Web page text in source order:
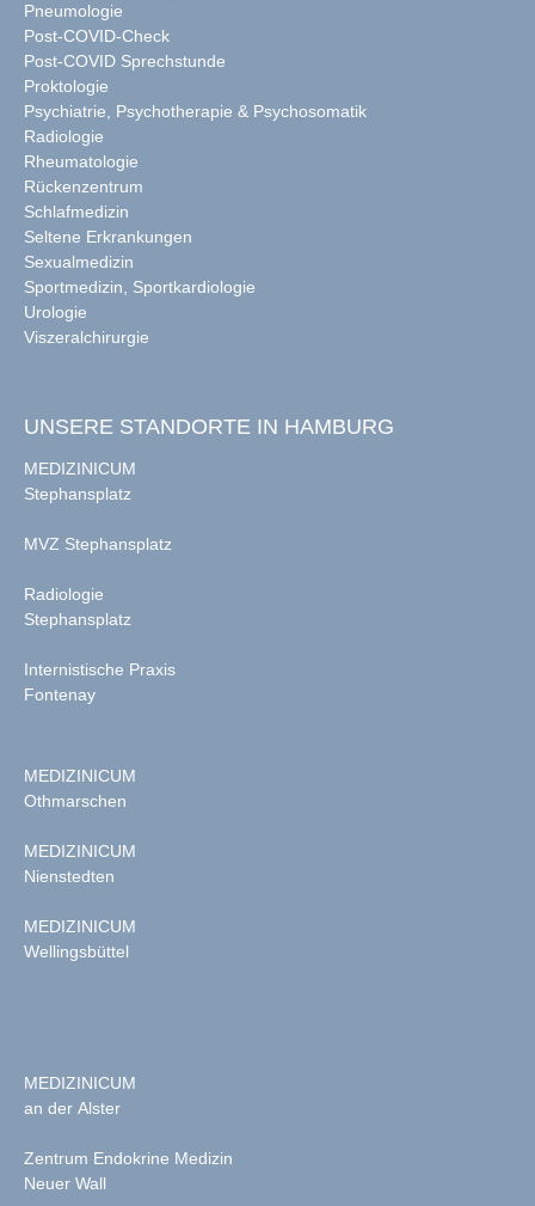
Pneumologie
Post-COVID-Check
Post-COVID Sprechstunde
Proktologie
Psychiatrie, Psychotherapie & Psychosomatik
Radiologie
Rheumatologie
Rückenzentrum
Schlafmedizin
Seltene Erkrankungen
Sexualmedizin
Sportmedizin, Sportkardiologie
Urologie
Viszeralchirurgie
UNSERE STANDORTE IN HAMBURG
MEDIZINICUM
Stephansplatz
MVZ Stephansplatz
Radiologie
Stephansplatz
Internistische Praxis
Fontenay
MEDIZINICUM
Othmarschen
MEDIZINICUM
Nienstedten
MEDIZINICUM
Wellingsbüttel
MEDIZINICUM
an der Alster
Zentrum Endokrine Medizin
Neuer Wall